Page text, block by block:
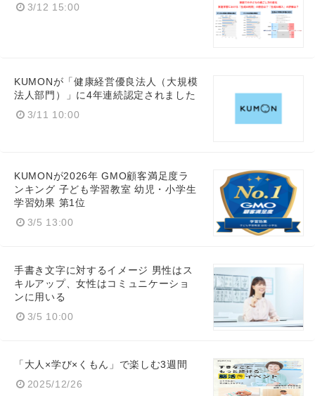
3/12 15:00
KUMONが「健康経営優良法人（大規模
法人部門）」に4年連続認定されました
3/11 10:00
KUMONが2026年 GMO顧客満足度ラ
ンキング 子ども学習教室 幼児・小学生
学習効果 第1位
3/5 13:00
手書き文字に対するイメージ 男性はス
キルアップ、女性はコミュニケーショ
ンに用いる
3/5 10:00
「大人×学び×くもん」で楽しむ3週間
2025/12/26